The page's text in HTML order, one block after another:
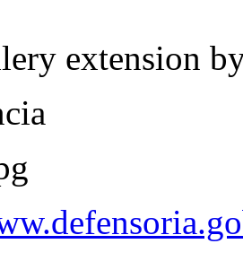
extension